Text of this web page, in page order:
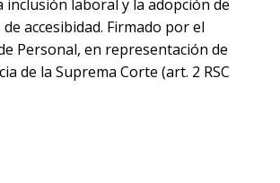
inclusión laboral y la adopción de
accesibidad. Firmado por el
Personal, en representación de
de la Suprema Corte (art. 2 RSC